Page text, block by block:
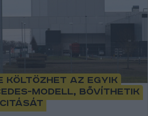
költözhet az egyik
modell, bővíthetik